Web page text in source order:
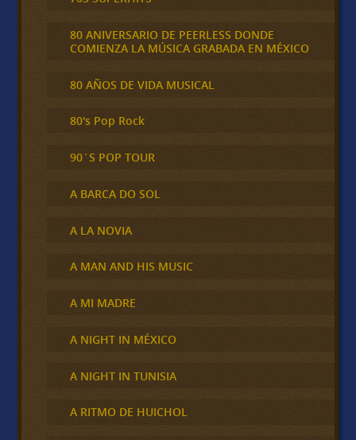
80 ANIVERSARIO DE PEERLESS DONDE
COMIENZA LA MÚSICA GRABADA EN MÉXICO
80 AÑOS DE VIDA MUSICAL
80's Pop Rock
90´S POP TOUR
A BARCA DO SOL
A LA NOVIA
A MAN AND HIS MUSIC
A MI MADRE
A NIGHT IN MÉXICO
A NIGHT IN TUNISIA
A RITMO DE HUICHOL